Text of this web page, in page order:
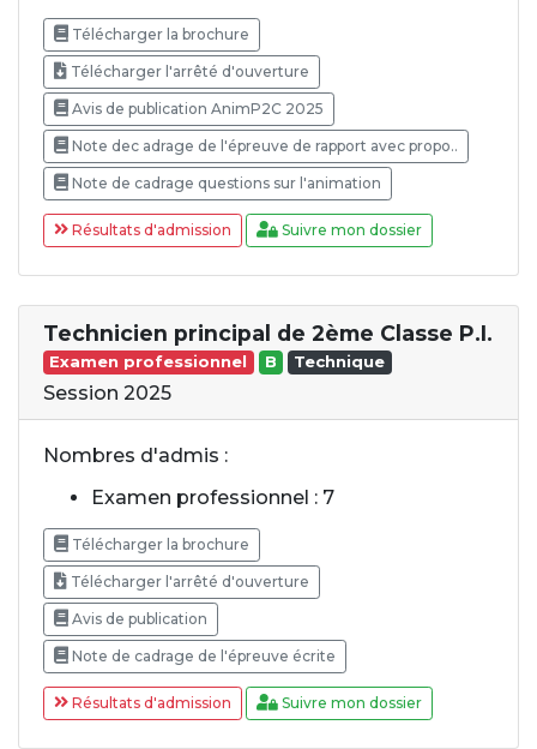
Télécharger la brochure
Télécharger l'arrêté d'ouverture
Avis de publication AnimP2C 2025
Note dec adrage de l'épreuve de rapport avec propo..
Note de cadrage questions sur l'animation
Résultats d'admission Suivre mon dossier
Technicien principal de 2ème Classe P.I.
Examen professionnel B Technique
Session 2025
Nombres d'admis :
Examen professionnel : 7
Télécharger la brochure
Télécharger l'arrêté d'ouverture
Avis de publication
Note de cadrage de l'épreuve écrite
Résultats d'admission Suivre mon dossier